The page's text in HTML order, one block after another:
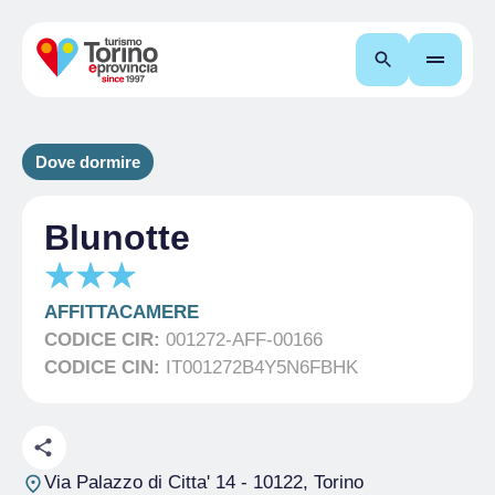
Cerca
Dove dormire
Blunotte
AFFITTACAMERE
CODICE CIR: 001272-AFF-00166
CODICE CIN: IT001272B4Y5N6FBHK
Via Palazzo di Citta' 14- 10122, Torino